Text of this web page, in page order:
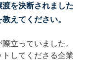
を決断されました
えてください。
立っていました。
してくださる企業